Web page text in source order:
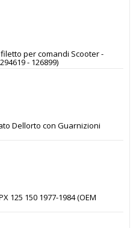
per comandi Scooter -
- 126899)
Dellorto con Guarnizioni
125 150 1977-1984 (OEM